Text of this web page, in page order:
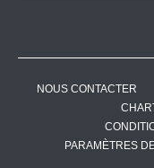
NOUS CONTACTER
PARAMÈTRES